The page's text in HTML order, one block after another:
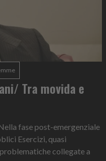
Tra movida e
fase post-emergenziale
Esercizi, quasi
collegate a